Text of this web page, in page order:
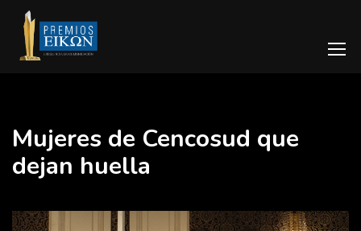
Mujeres de Cencosud que
dejan huella